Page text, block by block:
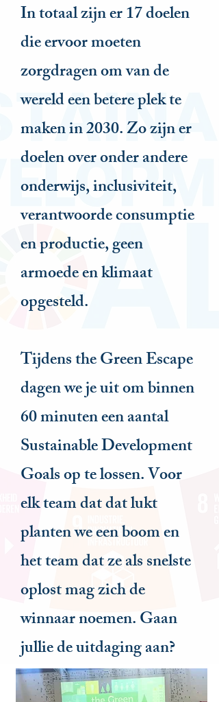
In totaal zijn er 17 doelen
die ervoor moeten
zorgdragen om van de
wereld een betere plek te
maken in 2030. Zo zijn er
doelen over onder andere
onderwijs, inclusiviteit,
verantwoorde consumptie
en productie, geen
armoede en klimaat
opgesteld.
Tijdens the Green Escape
dagen we je uit om binnen
60 minuten een aantal
Sustainable Development
Goals op te lossen. Voor
elk team dat dat lukt
planten we een boom en
het team dat ze als snelste
oplost mag zich de
winnaar noemen. Gaan
jullie de uitdaging aan?